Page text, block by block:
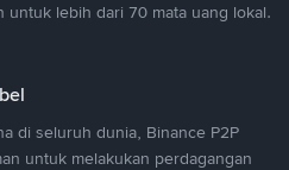
lebih dari 70 mata uang lokal.
di seluruh dunia, Binance P2P
untuk melakukan perdagangan